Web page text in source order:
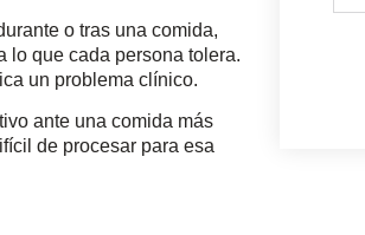
o tras una comida,
lo que cada persona tolera.
un problema clínico.
ante una comida más
de procesar para esa